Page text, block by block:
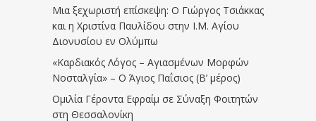
Μια ξεχωριστή επίσκεψη: Ο Γιώργος Τσιάκκας
και η Χριστίνα Παυλίδου στην Ι.Μ. Αγίου
Διονυσίου εν Ολύμπω
«Καρδιακός Λόγος – Αγιασμένων Μορφών
Νοσταλγία» – Ο Άγιος Παΐσιος (Β’ μέρος)
Ομιλία Γέροντα Εφραίμ σε Σύναξη Φοιτητών
στη Θεσσαλονίκη